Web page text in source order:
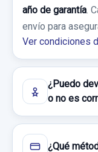
ELEVALUNAS
ELEVALUNAS
CHEVROLET
Garantía 1
Ref: 533612
40,00 €
Sin IVA, gastos
año de garantía .
envío para
Ver condiciones
¿Puedo
o no es
¿Qué